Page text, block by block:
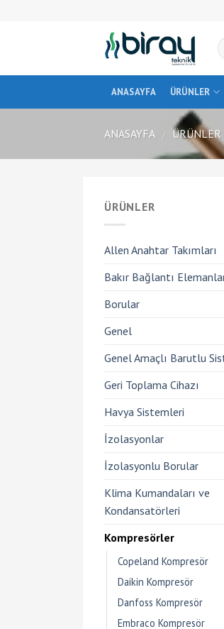
ANASAYFA ÜRÜNLER
ANASAYFA / ÜRÜNLER
ÜRÜNLER
Allen Anahtar Takımları
Bakır Bağlantı
Borular
Genel
Genel Amaçlı Barutlu
Geri Toplama Cihazı
Havya Sistemleri
İzolasyonlar
İzolasyonlu Borular
Klima Kumandaları ve
Kondansatörleri
Kompresörler
Copeland Kompresör
Daikin Kompresör
Danfoss Kompresör
Embraco Kompresör